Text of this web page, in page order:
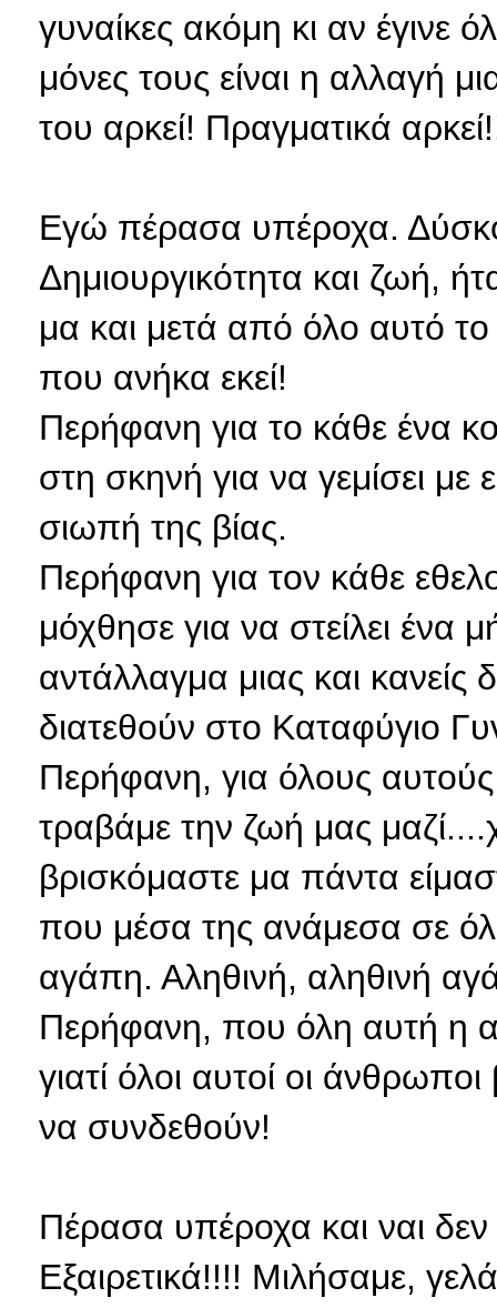
γυναίκες ακόμη κι αν έγινε
μόνες τους είναι η αλλαγή
του αρκεί! Πραγματικά
Εγώ πέρασα υπέροχα.
Δημιουργικότητα και ζωή,
μα και μετά από όλο αυτό το
που ανήκα εκεί!
Περήφανη για το κάθε ένα
στη σκηνή για να γεμίσει με
σιωπή της βίας.
Περήφανη για τον κάθε
μόχθησε για να στείλει ένα
αντάλλαγμα μιας και
διατεθούν στο Καταφύγιο
Περήφανη, για όλους
τραβάμε την ζωή μας
βρισκόμαστε μα πάντα
που μέσα της ανάμεσα σε
αγάπη. Αληθινή, αληθινή
Περήφανη, που όλη αυτή η
γιατί όλοι αυτοί οι
να συνδεθούν!
Πέρασα υπέροχα και ναι δεν
Εξαιρετικά!!!! Μιλήσαμε,